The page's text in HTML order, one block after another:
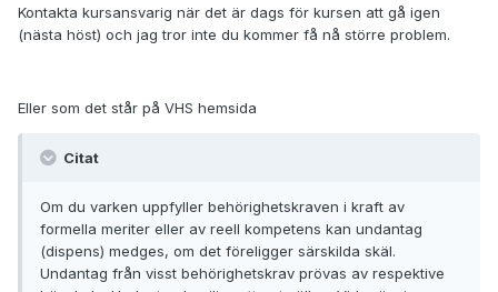
Kontakta kursansvarig när det är dags för kursen att gå igen
(nästa höst) och jag tror inte du kommer få nå större problem.
Eller som det står på VHS hemsida
Citat
Om du varken uppfyller behörighetskraven i kraft av
formella meriter eller av reell kompetens kan undantag
(dispens) medges, om det föreligger särskilda skäl.
Undantag från visst behörighetskrav prövas av respektive